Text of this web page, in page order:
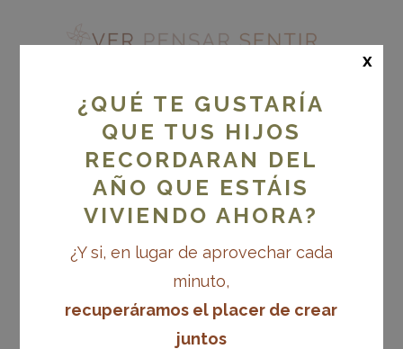
MÓDULO 7. ESPACIOS
PARA UN
APRENDIZAJE
GLOBALIZADO
Más allá del diseño de espacios educativos
¿QUÉ TE GUSTARÍA
QUE TUS HIJOS
RECORDARAN DEL
AÑO QUE ESTÁIS
VIVIENDO AHORA?
¿Y si, en lugar de aprovechar cada
minuto,
recuperáramos el placer de crear
juntos
x